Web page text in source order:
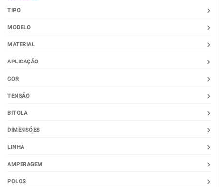
TIPO
MODELO
MATERIAL
APLICAÇÃO
COR
TENSÃO
BITOLA
DIMENSÕES
LINHA
AMPERAGEM
POLOS